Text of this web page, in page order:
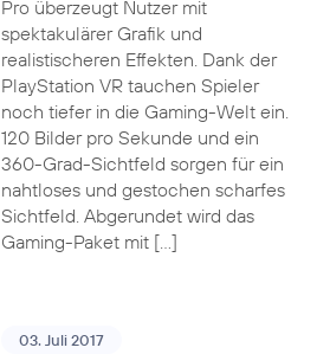
Pro überzeugt Nutzer mit
spektakulärer Grafik und
realistischeren Effekten. Dank der
PlayStation VR tauchen Spieler
noch tiefer in die Gaming-Welt ein.
120 Bilder pro Sekunde und ein
360-Grad-Sichtfeld sorgen für ein
nahtloses und gestochen scharfes
Sichtfeld. Abgerundet wird das
Gaming-Paket mit […]
03. Juli 2017